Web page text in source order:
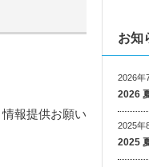
報提供お願い
お知
2026年
2026
2025年
2025